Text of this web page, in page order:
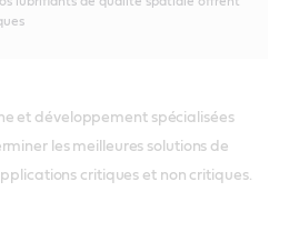
et développement spécialisées
les meilleures solutions de
critiques et non critiques.